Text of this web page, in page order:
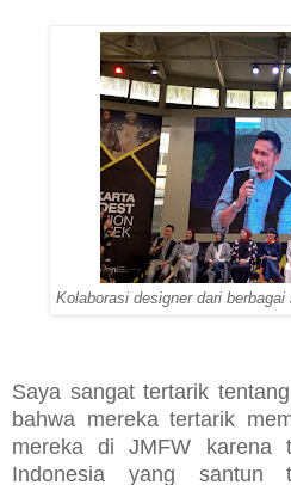
Kolaborasi designer dari
Saya sangat tertarik
bahwa mereka tertarik
mereka di JMFW karena
Indonesia yang santun